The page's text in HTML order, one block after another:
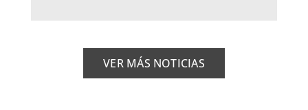
VER MÁS NOTICIAS